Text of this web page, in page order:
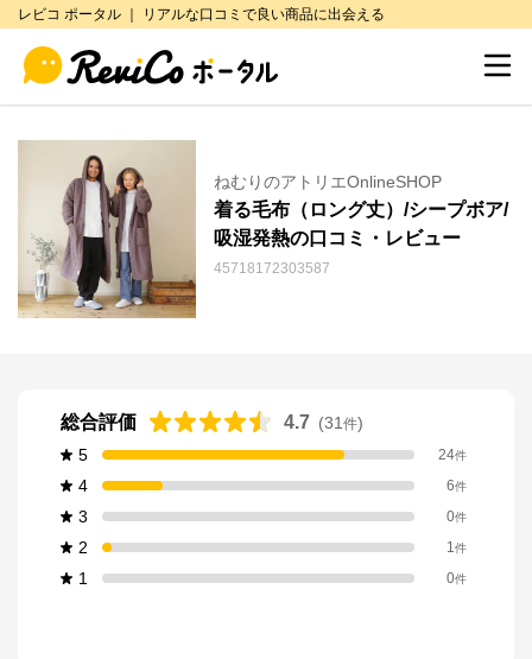
レビコ ポータル ｜ リアルな口コミで良い商品に出会える
ねむりのアトリエOnlineSHOP
着る毛布（ロング丈）/シープボア/
吸湿発熱の口コミ・レビュー
45718172303587
総合評価 4.7 (31 件)
5
24件
4 6件
3 0件
2 1件
1 0件